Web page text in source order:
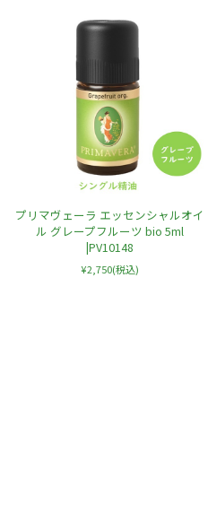
プリマヴェーラ エッセンシャルオイ
ル グレープフルーツ bio 5ml
|PV10148
¥2,750(税込)